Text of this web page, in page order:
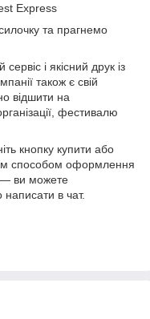
Express
та прагнемо
і якісний друк із
також є свій
відшити на
фестивалю
кнопку купити або
способом оформлення
ви можете
в чат.